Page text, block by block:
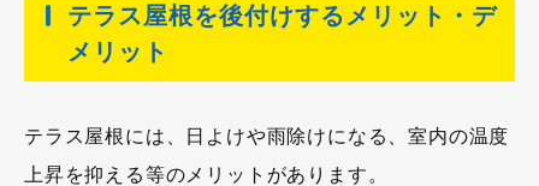
テラス屋根を後付けするメリット・デ
メリット
テラス屋根には、日よけや雨除けになる、室内の温度
上昇を抑える等のメリットがあります。